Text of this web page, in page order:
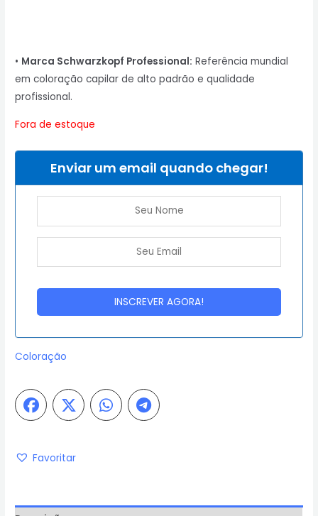
• Marca Schwarzkopf Professional: Referência mundial
em coloração capilar de alto padrão e qualidade
profissional.
Fora de estoque
Enviar um email quando chegar!
Coloração
Favoritar